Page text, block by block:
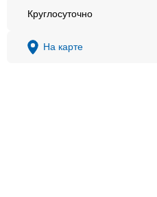
Круглосуточно
На карте